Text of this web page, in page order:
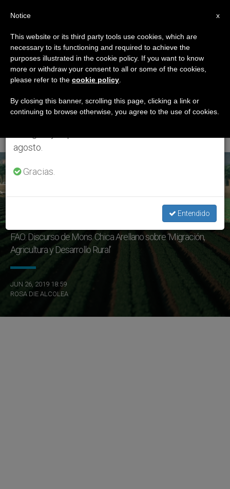
ETIQUETA
Posts Tagged ‘Mons.
Fernando Chica
Arellano’
ÚLTIMAS NOTICIAS
FAO: Discurso de Mons. Chica Arellano sobre ‘Migración,
Agricultura y Desarrollo Rural’
JUN 26, 2019 18:59
ROSA DIE ALCOLEA
×
Aviso importante
Del 27 de julio al 7 de agosto haremos la pausa
anual, aprovechando que en el periodo de verano
se generan menos informaciones y también el
agosto.
Gracias.
Entendido
x
Notice
This website or its third party tools use cookies, which are
necessary to its functioning and required to achieve the
purposes illustrated in the cookie policy. If you want to know
more or withdraw your consent to all or some of the cookies,
please refer to the cookie policy
By closing this banner, scrolling this page, clicking a link or
continuing to browse otherwise, you agree to the use of cookies.